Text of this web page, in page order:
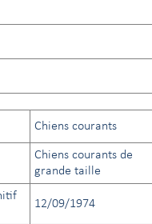
Chiens courants
Chiens courants de
grande taille
12/09/1974